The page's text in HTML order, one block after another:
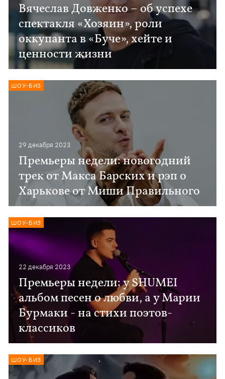
Вячеслав Довженко – об успехе
спектакля «Хозяин», роли
оккупанта в «Буче», хейте и
ценности жизни
29 декабря 2023
Премьеры недели: новогодний
трек от Макса Барских и рэп о
Харькове от Миши Правильного
ШОУ-БИЗ
22 декабря 2023
Премьеры недели: у SHUMEI
альбом песен о любви, а у Марии
Бурмаки - на стихи поэтов-
классиков
ШОУ-БИЗ
ШОУ-БИЗ